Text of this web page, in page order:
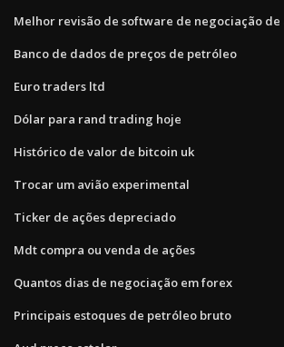
Melhor revisão de software de negociação de
Banco de dados de preços de petróleo
Euro traders ltd
Dólar para rand trading hoje
Histórico de valor de bitcoin uk
Trocar um avião experimental
Ticker de ações depreciado
Mdt compra ou venda de ações
Quantos dias de negociação em forex
Principais estoques de petróleo bruto